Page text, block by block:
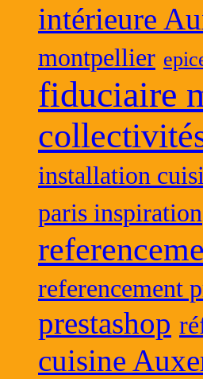
intérieure
montpellier
fiduciaire
installation
paris inspiration
referencement
prestashop
cuisine